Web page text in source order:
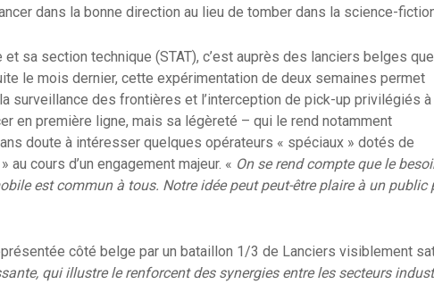
dans la bonne direction au lieu de tomber dans la science-
et sa section technique (STAT), c’est auprès des lanciers belges
le mois dernier, cette expérimentation de deux semaines permet
surveillance des frontières et l’interception de pick-up privilégiés à
en première ligne, mais sa légèreté – qui le rend notamment
doute à intéresser quelques opérateurs « spéciaux » dotés de
cours d’un engagement majeur. « On se rend compte que le
est commun à tous. Notre idée peut peut-être plaire à un public
côté belge par un bataillon 1/3 de Lanciers visiblement
qui illustre le renforcent des synergies entre les secteurs